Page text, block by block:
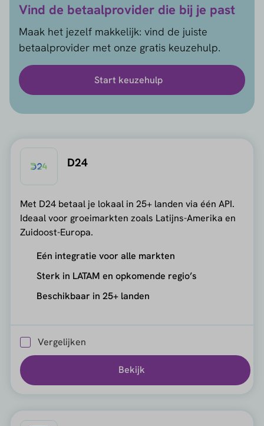
Vind de betaalprovider die bij je past
Maak het jezelf makkelijk: vind de juiste
betaalprovider met onze gratis keuzehulp.
Start keuzehulp
D24
Met D24 betaal je lokaal in 25+ landen via één API.
Ideaal voor groeimarkten zoals Latijns-Amerika en
Zuidoost-Europa.
Eén integratie voor alle markten
Sterk in LATAM en opkomende regio’s
Beschikbaar in 25+ landen
Vergelijken
Bekijk